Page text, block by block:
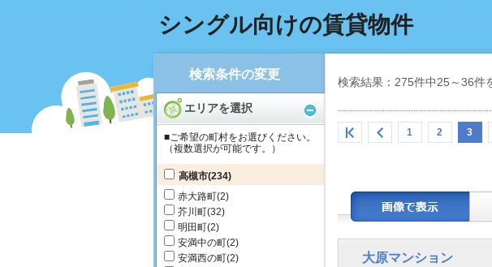
検索条件の変更
エリアを選択
■ご希望の町村をお選びください。
（複数選択が可能です。）
高槻市(234)
赤大路町(2)
芥川町(32)
明田町(2)
安満中の町(2)
安満西の町(2)
シングル向けの賃貸物件
検索結果：275件中25～36件
1 2 3
大原マンション